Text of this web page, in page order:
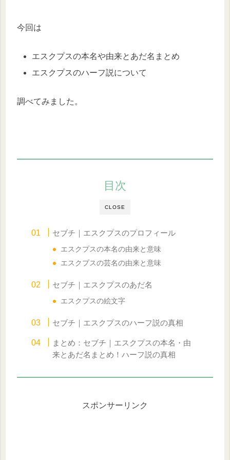
今回は
エスクプスの本名や由来とあだ名まとめ
エスクプスのハーフ説について
調べてみました。
CLOSE
目次
セブチ｜エスクプスのプロフィール
エスクプスの本名の由来と意味
エスクプスの芸名の由来と意味
セブチ｜エスクプスのあだ名
エスクプスの絵文字
セブチ｜エスクプスのハーフ説の真相
まとめ：セブチ｜エスクプスの本名・由
来とあだ名まとめ！ハーフ説の真相
スポンサーリンク